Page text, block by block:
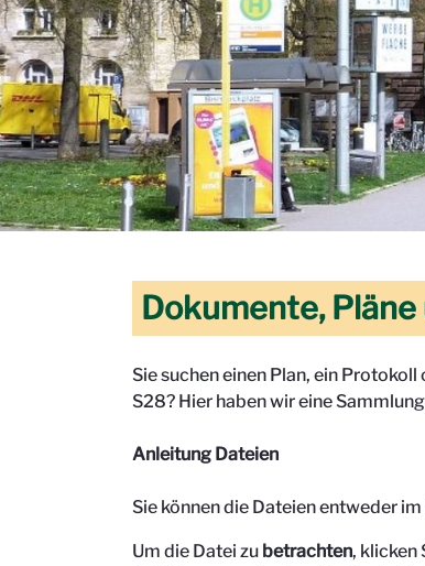
Dokumente,
Sie suchen einen Plan, ein
S28? Hier haben wir eine
Anleitung Dateien
Sie können die Dateien entweder
Um die Datei zu betrachten, klicken